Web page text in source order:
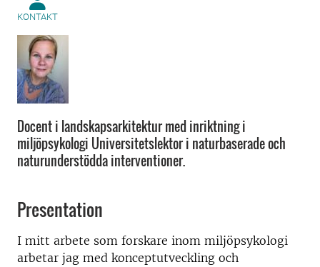
KONTAKT
Docent i landskapsarkitektur med inriktning i
miljöpsykologi Universitetslektor i naturbaserade och
naturunderstödda interventioner.
Presentation
I mitt arbete som forskare inom miljöpsykologi
arbetar jag med konceptutveckling och